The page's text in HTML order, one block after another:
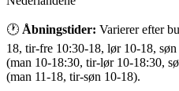
🕐 Åbningstider: Varierer efter
18, tir-fre 10:30-18, lør 10-18,
(man 10-18:30, tir-lør 10-18:30,
(man 11-18, tir-søn 10-18).